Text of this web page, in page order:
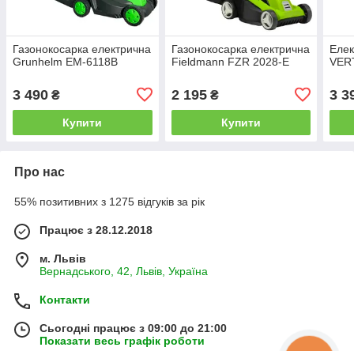
Газонокосарка електрична
Grunhelm EM-6118B
3 490 ₴
Купити
Газонокосарка електрична
Fieldmann FZR 2028-E
2 195₴
Купити
3
Про нас
55% позитивних з 1275 відгуків за рік
Працює з 28.12.2018
м. Львів
Вернадського, 42, Львів, Україна
Контакти
Сьогодні працює з 09:00 до 21:00
Показати весь графік роботи